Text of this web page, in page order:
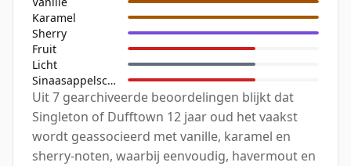
Karamel
Sherry
Fruit
Licht
Sinaasappelschil
Uit 7 gearchiveerde beoordelingen blijkt dat
Singleton of Dufftown 12 jaar oud het vaakst
wordt geassocieerd met vanille, karamel en
sherry-noten, waarbij eenvoudig, havermout en